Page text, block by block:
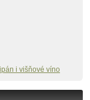
i višňové víno